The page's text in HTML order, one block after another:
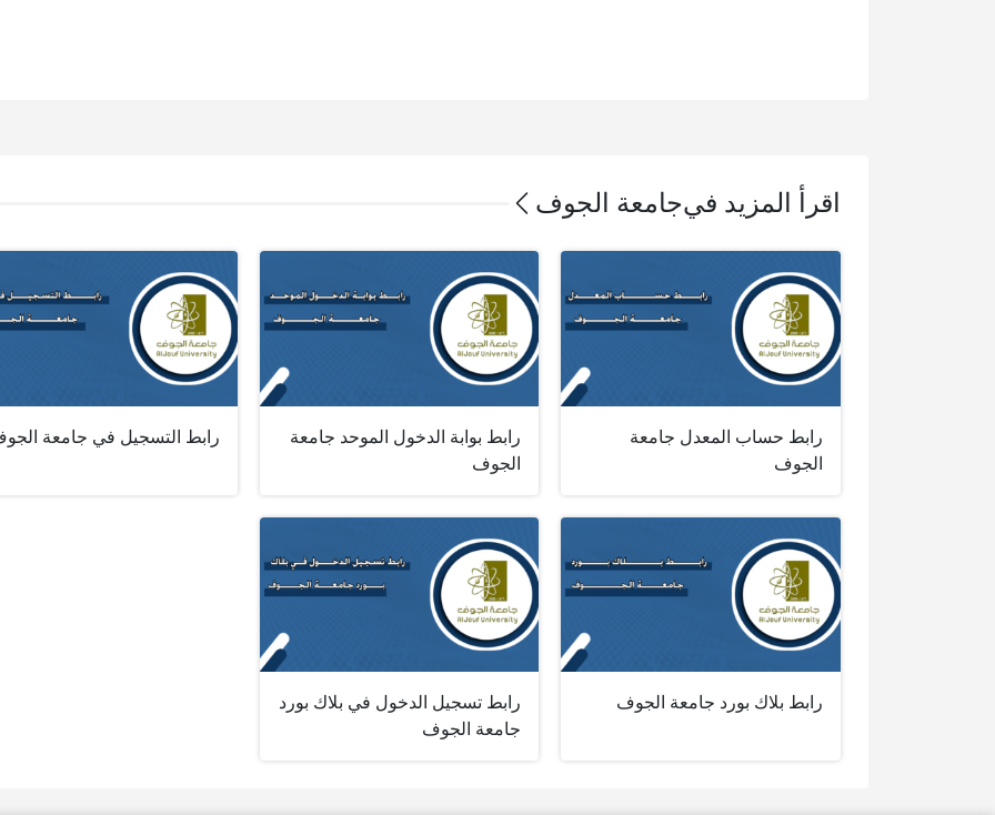
اقرأ المزيد فيجامعة الجوف
رابط حساب المعدل جامعة
الجوف
رابط بوابة الدخول الموحد جامعة
الجوف
رابط التسجيل في جامعة
رابط بلاك بورد جامعة الجوف
رابط تسجيل الدخول في بلاك بورد
جامعة الجوف